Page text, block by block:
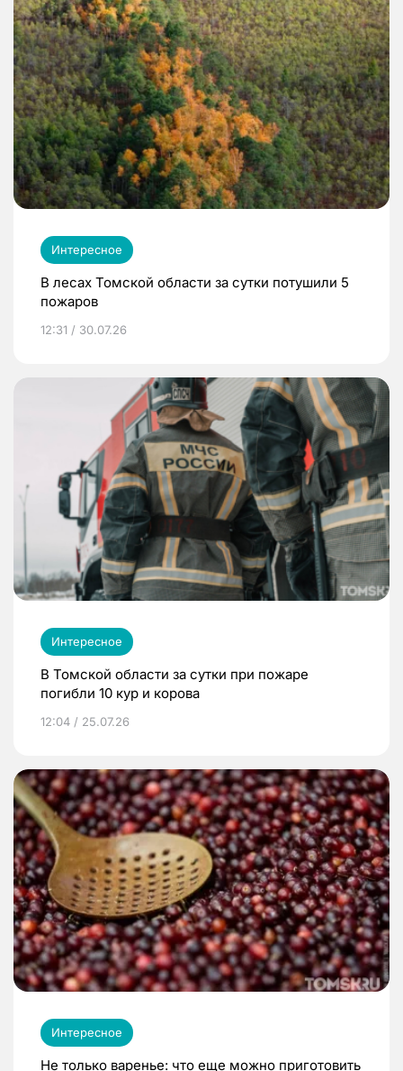
Интересное
В лесах Томской области за сутки потушили 5
пожаров
12:31 / 30.07.26
Интересное
В Томской области за сутки при пожаре
погибли 10 кур и корова
12:04 / 25.07.26
Интересное
Не только варенье: что еще можно приготовить